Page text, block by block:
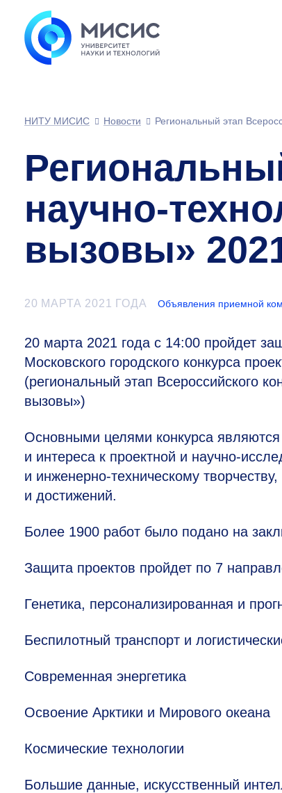
НИТУ МИСИС Новости Региональный этап
научно-
вызовы»
20 МАРТА 2021 ГОДА Объявления приемной
20 марта 2021 года с 14:00 пройдет
Московского городского конкурса
(региональный этап Всероссийского
вызовы»)
Основными целями конкурса являются
и интереса к проектной и научно-
и инженерно-техническому
и достижений.
Более 1900 работ было подано на
Защита проектов пройдет по 7
Генетика, персонализированная и
Беспилотный транспорт и
Современная энергетика
Освоение Арктики и Мирового океана
Космические технологии
Большие данные, искусственный